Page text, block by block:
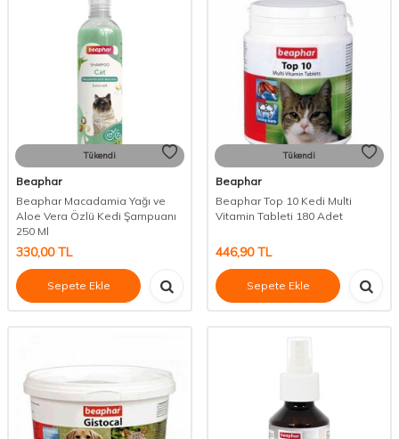
Tükendi
Beaphar
Beaphar Macadamia Yağı ve
Aloe Vera Özlü Kedi Şampuanı
250 Ml
330,00TL
Sepete Ekle
Tükendi
Beaphar
Beaphar Top 10 Kedi Multi
Vitamin Tableti 180 Adet
446,90TL
Sepete Ekle